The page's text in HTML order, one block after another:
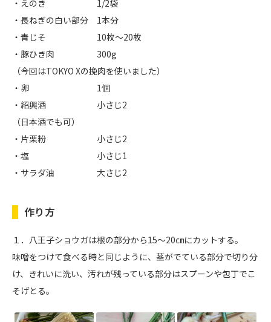
・えのき 1/2袋
・長ねぎの白い部分 1本分
・青じそ 10枚〜20枚
・豚ひき肉 300g
（今回はTOKYO Xの挽肉を使いました）
・卵 1個
・紹興酒 小さじ2
（日本酒でも可）
・片栗粉 小さじ2
・塩 小さじ1
・サラダ油 大さじ2
作り方
１．八王子ショウガは根の部分から15～20㎝にカットする。
味噌をつけて食べる時と同じように、茎がでている部分で切り分
け、きれいに洗い、汚れが残っている部分はスプーンや包丁でこ
そげとる。